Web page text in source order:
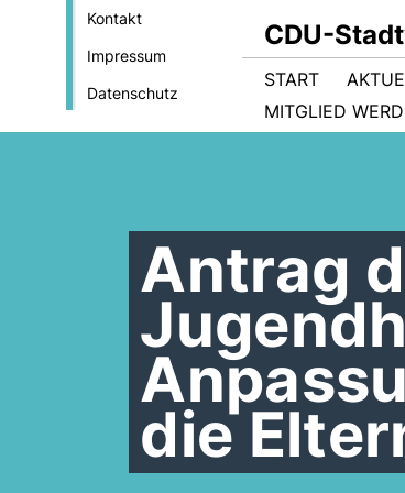
Kontakt
Impressum
Datenschutz
CDU-
START
MITGLIED
Antrag
die